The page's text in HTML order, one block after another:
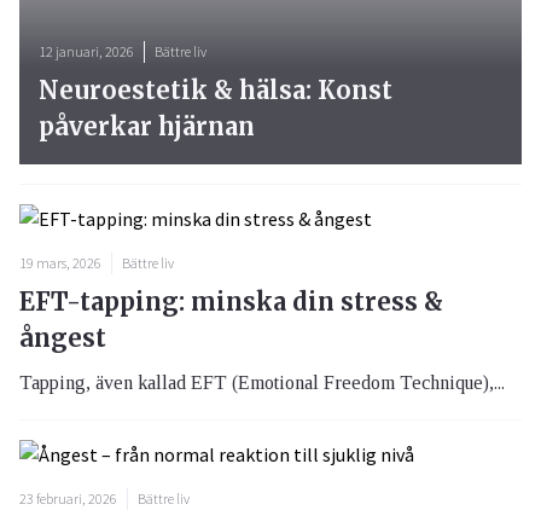
19 mars, 2026 Bättre liv
EFT-tapping: minska din stress &
ångest
Tapping, även kallad EFT (Emotional Freedom Technique),...
23 februari, 2026 Bättre liv
12 januari, 2026 Bättre liv
Neuroestetik & hälsa: Konst
påverkar hjärnan